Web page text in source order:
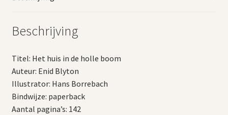
Beschrijving
Titel: Het huis in de holle boom
Auteur: Enid Blyton
Illustrator: Hans Borrebach
Bindwijze: paperback
Aantal pagina’s: 142